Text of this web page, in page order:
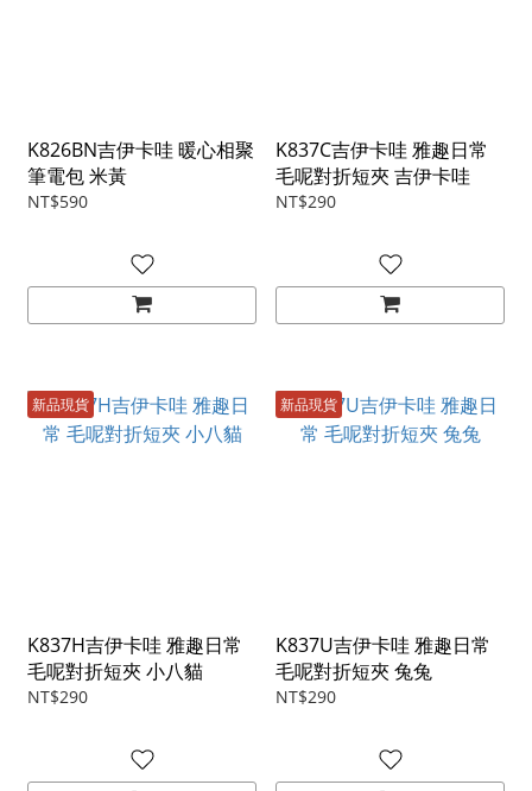
K826BN吉伊卡哇 暖心相聚
筆電包 米黃
NT$590
K837C吉伊卡哇 雅趣日常
毛呢對折短夾 吉伊卡哇
NT$290
新品現貨
K837H吉伊卡哇 雅趣日常
毛呢對折短夾 小八貓
NT$290
新品現貨
K837U吉伊卡哇 雅趣日常
毛呢對折短夾 兔兔
NT$290